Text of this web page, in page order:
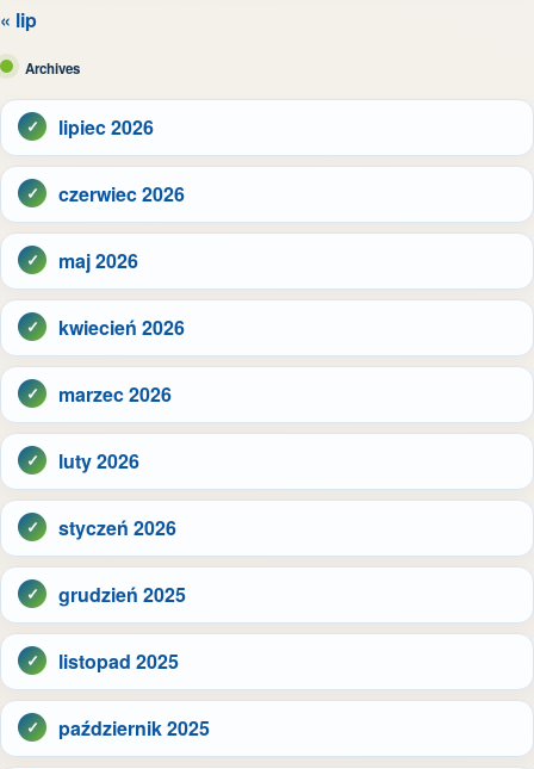
« lip
Archives
lipiec 2026
czerwiec 2026
maj 2026
kwiecień 2026
marzec 2026
luty 2026
styczeń 2026
grudzień 2025
listopad 2025
październik 2025